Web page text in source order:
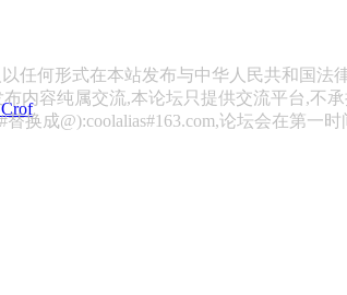
任何形式在本站发布与中华人民共和国法
内容纯属交流,本论坛只提供交流平台,不承
换成@):coolalias#163.com,论坛会在第一